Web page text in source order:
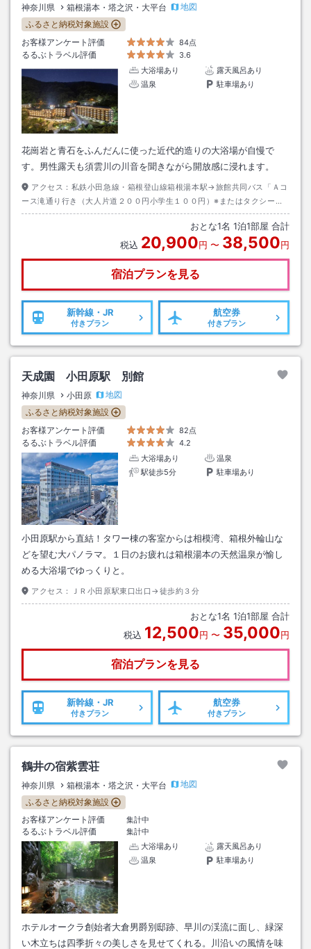
神奈川県 箱根湯本・塔之沢・大平台
地図
ふるさと納税対象施設
お客様アンケート評価
84点
るるぶトラベル評価
3.6
大浴場あり
露天風呂あり
温泉
駐車場あり
花崗岩と青石をふんだんに使った近代的造りの大浴場が自慢で
す。男性露天も須雲川の川音を聞きながら開放感に浸れます。
アクセス： 私鉄小田急線・箱根登山線箱根湯本駅→旅館共同バス「Ａコ
ース滝通り行き（大人片道２００円小学生１００円）※またはタクシー約
５分
おとな1名 1泊1部屋 合計
税込 20,900円 〜 38,500円
宿泊プランを見る
新幹線・JR
付きプラン
航空券
付きプラン
天成園 小田原駅 別館
神奈川県 小田原
地図
ふるさと納税対象施設
お客様アンケート評価
82点
るるぶトラベル評価
4.2
大浴場あり
温泉
駅徒歩5分
駐車場あり
小田原駅から直結！タワー棟の客室からは相模湾、箱根外輪山な
どを望む大パノラマ。１日のお疲れは箱根湯本の天然温泉が愉し
める大浴場でゆっくりと。
アクセス： ＪＲ小田原駅東口出口→徒歩約３分
おとな1名 1泊1部屋 合計
税込 12,500円 〜 35,000円
宿泊プランを見る
新幹線・JR
付きプラン
航空券
付きプラン
鶴井の宿紫雲荘
神奈川県 箱根湯本・塔之沢・大平台
地図
ふるさと納税対象施設
お客様アンケート評価
集計中
るるぶトラベル評価
集計中
大浴場あり
露天風呂あり
温泉
駐車場あり
ホテルオークラ創始者大倉男爵別邸跡、早川の渓流に面し、緑深
い木立ちは四季折々の美しさを見せてくれる。川沿いの風情を味